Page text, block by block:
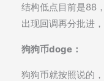
结构低点目前是88
出现回调再分批进
狗狗币doge：
狗狗币就按照说的